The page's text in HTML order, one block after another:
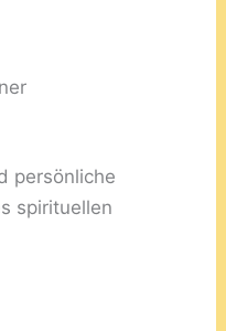
persönliche
spirituellen